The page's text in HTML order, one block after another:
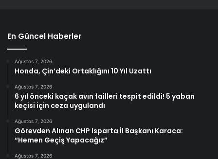
En Güncel Haberler
Ağustos 7, 2026
Honda, Çin’deki Ortaklığını 10 Yıl Uzattı
Ağustos 7, 2026
6 yıl önceki kaçak avın failleri tespit edildi! 5 yaban
keçisi için ceza uygulandı
Ağustos 7, 2026
Görevden Alınan CHP Isparta İl Başkanı Karaca:
“Hemen Geçiş Yapacağız”
Ağustos 7, 2026